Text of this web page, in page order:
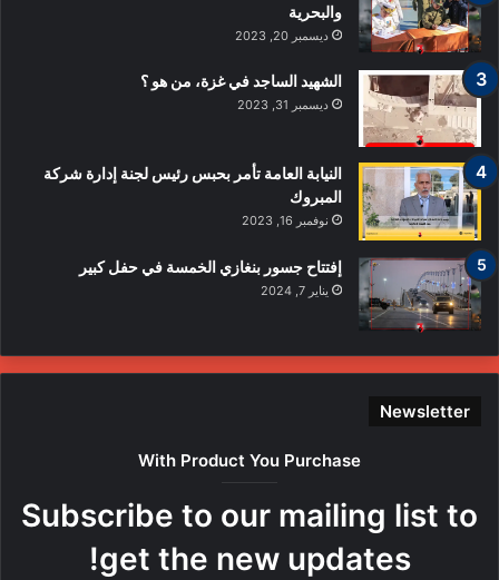
والبحرية
ديسمبر 20, 2023
الشهيد الساجد في غزة، من هو ؟
ديسمبر 31, 2023
النيابة العامة تأمر بحبس رئيس لجنة إدارة شركة
المبروك
نوفمبر 16, 2023
إفتتاح جسور بنغازي الخمسة في حفل كبير
يناير 7, 2024
Newsletter
With Product You Purchase
Subscribe to our mailing list to
get the new updates!